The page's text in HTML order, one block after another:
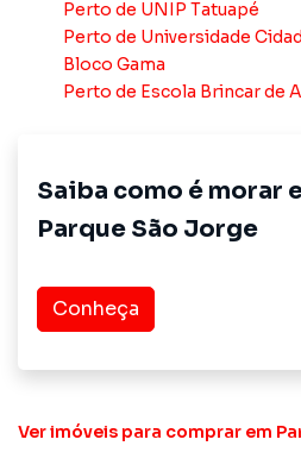
Perto de UNIP Tatuapé
Perto de Universidade
Bloco Gama
Perto de Escola Brincar de
Saiba como é morar
Parque São Jorge
Conheça
Ver imóveis para comprar em